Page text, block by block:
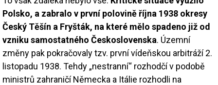
Polsko, a zabralo v první polovině října 1938 okresy
Český Těšín a Fryšták, na které mělo spadeno již od
vzniku samostatného Československa. Územní
změny pak pokračovaly tzv. první vídeňskou arbitráží 2.
listopadu 1938. Tehdy „nestranní“ rozhodčí v podobě
ministrů zahraničí Německa a Itálie rozhodli na